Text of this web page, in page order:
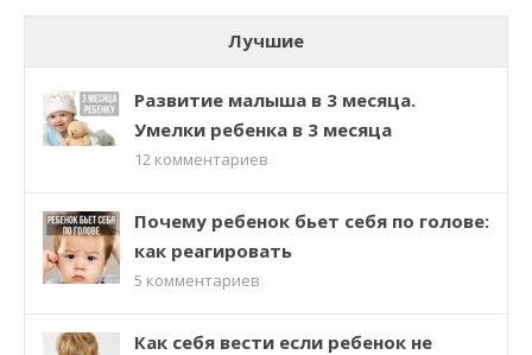
Лучшие
Развитие малыша в 3 месяца.
Умелки ребенка в 3 месяца
12 комментариев
Почему ребенок бьет себя по голове:
как реагировать
5 комментариев
Как себя вести если ребенок не